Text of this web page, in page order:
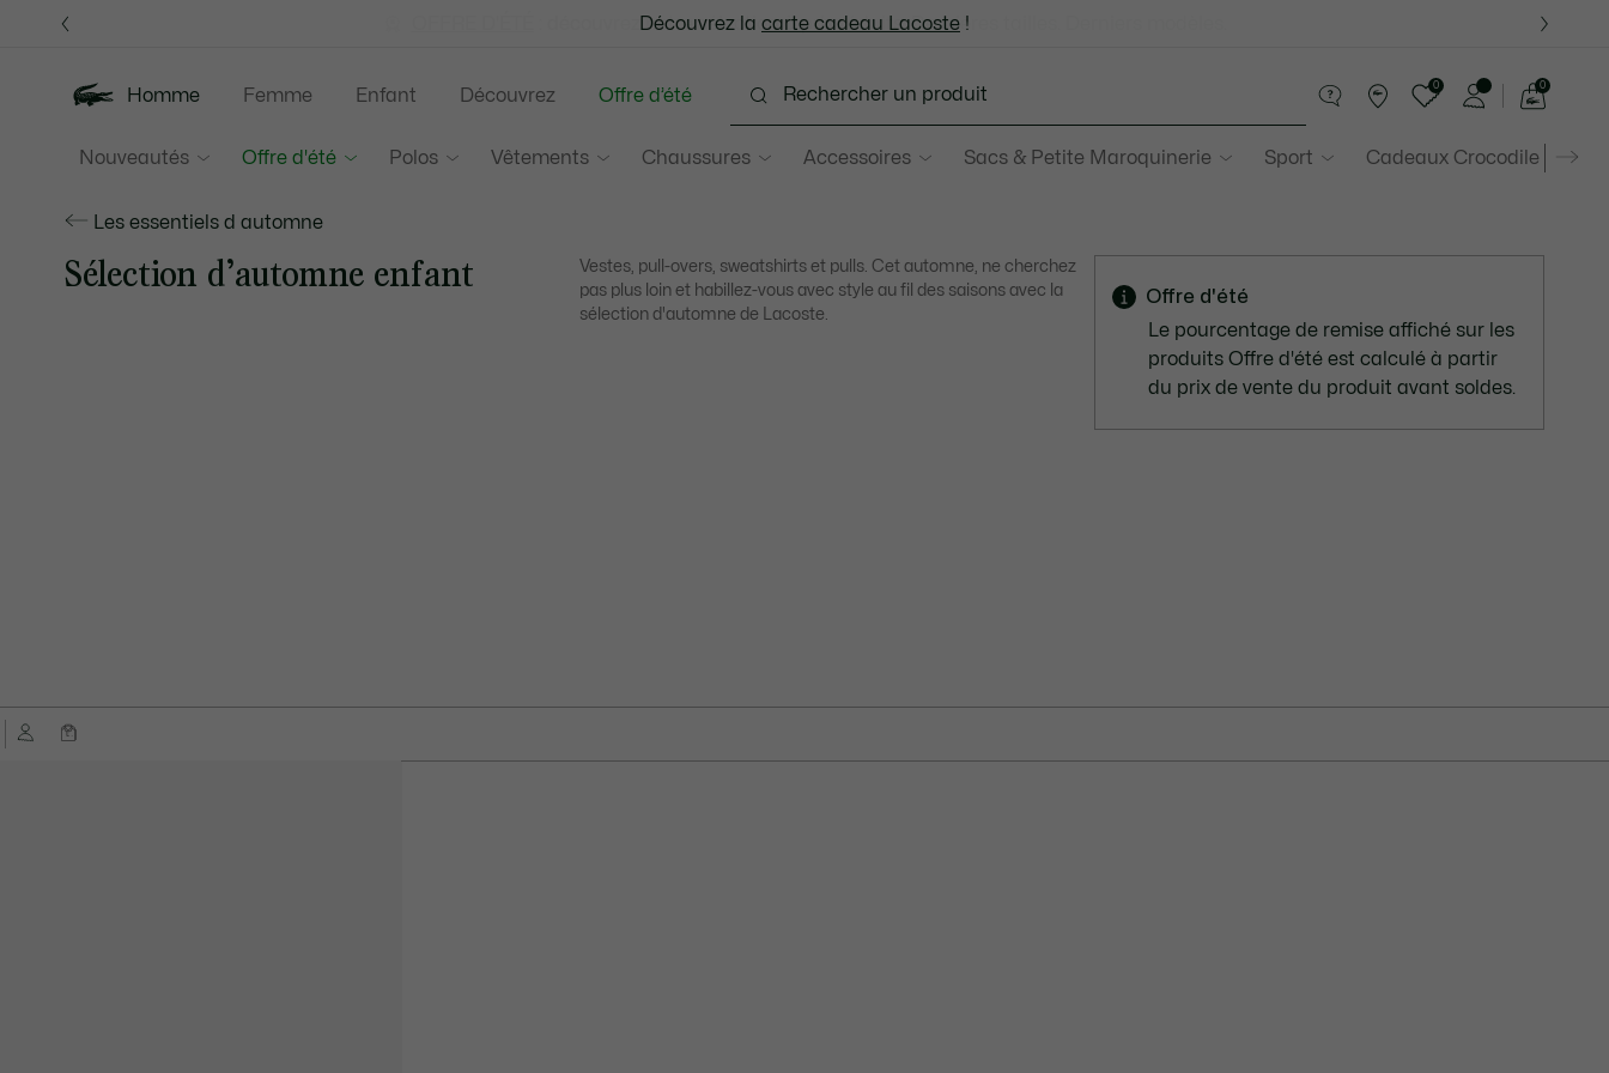
d’information
Découvrez la carte cadeau Lacoste !
Échanges gratuits sous 30 jours.*
: découvrez notre sélection à prix réduits. Dernières tailles. Derniers modèles.
Homme
Nouveautés Offre d'été Polos Vêtements Chaussures Accessoires Sacs & Petite Maroquinerie Sport Cadeaux Crocodile
Femme Enfant Découvrez Offre d’été
0
panier
0
Les essentiels d automne
Sélection d’automne enfant
Vestes, pull-overs, sweatshirts et pulls. Cet automne, ne cherchez
pas plus loin et habillez-vous avec style au fil des saisons avec la
sélection d'automne de Lacoste.
Offre d'été
Le pourcentage de remise affiché sur les
produits Offre d'été est calculé à partir
du prix de vente du produit avant soldes.